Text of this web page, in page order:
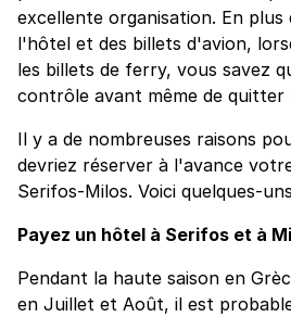
excellente organisation. En
l'hôtel et des billets d'avion,
les billets de ferry, vous savez
contrôle avant même de quitter
Il y a de nombreuses raisons
devriez réserver à l'avance
Serifos-Milos. Voici quelques-
Payez un hôtel à Serifos et à
Pendant la haute saison en
en Juillet et Août, il est